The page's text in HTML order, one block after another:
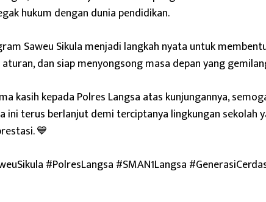
hukum dengan dunia pendidikan.
Saweu Sikula menjadi langkah nyata untuk
dan siap menyongsong masa depan yang
kasih kepada Polres Langsa atas kunjungannya,
ini terus berlanjut demi terciptanya lingkungan sekolah
💙
#PolresLangsa #SMAN1Langsa